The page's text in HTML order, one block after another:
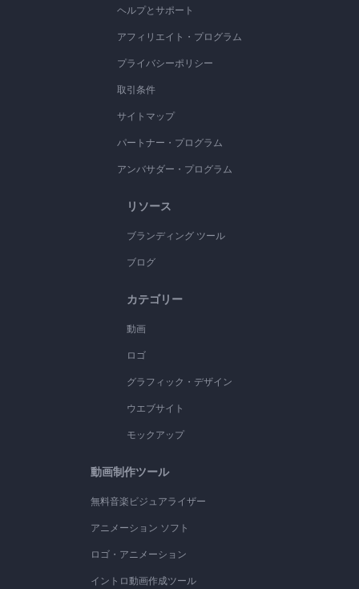
ヘルプとサポート
アフィリエイト・プログラム
プライバシーポリシー
取引条件
サイトマップ
パートナー・プログラム
アンバサダー・プログラム
リソース
ブランディング ツール
ブログ
カテゴリー
動画
ロゴ
グラフィック・デザイン
ウエブサイト
モックアップ
動画制作ツール
無料音楽ビジュアライザー
アニメーション ソフト
ロゴ・アニメーション
イントロ動画作成ツール